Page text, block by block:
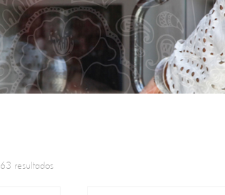
resultados